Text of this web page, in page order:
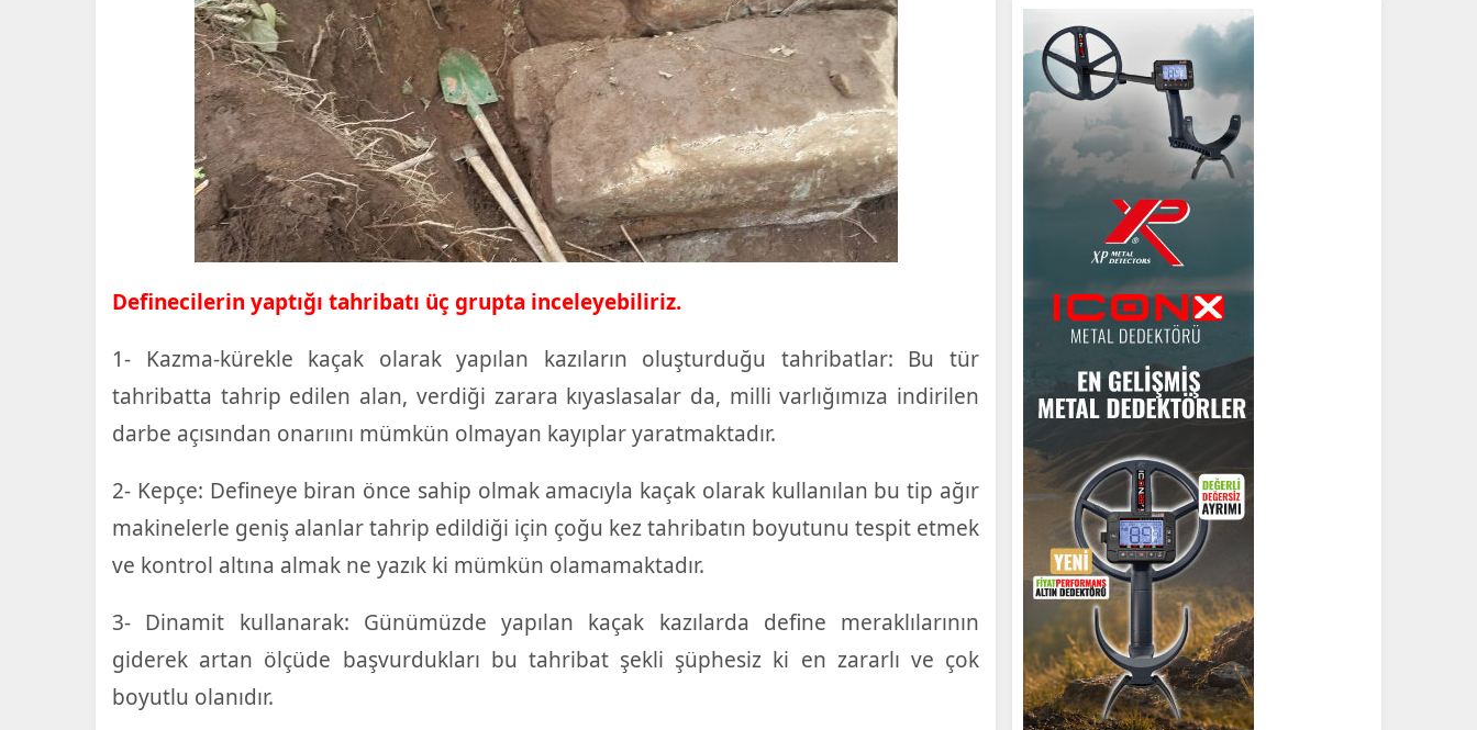
Definecilerin yaptığı tahribatı üç grupta inceleyebiliriz.
1- Kazma-kürekle kaçak olarak yapılan kazıların oluşturduğu tahribatlar: Bu tür
tahribatta tahrip edilen alan, verdiği zarara kıyaslasalar da, milli varlığımıza indirilen
darbe açısından onarıını mümkün olmayan kayıplar yaratmaktadır.
2- Kepçe: Defineye biran önce sahip olmak amacıyla kaçak olarak kullanılan bu tip ağır
makinelerle geniş alanlar tahrip edildiği için çoğu kez tahribatın boyutunu tespit etmek
ve kontrol altına almak ne yazık ki mümkün olamamaktadır.
3- Dinamit kullanarak: Günümüzde yapılan kaçak kazılarda define meraklılarının
giderek artan ölçüde başvurdukları bu tahribat şekli şüphesiz ki en zararlı ve çok
boyutlu olanıdır.